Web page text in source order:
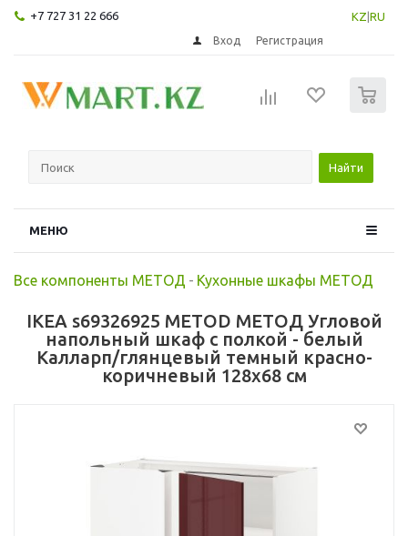
+7 727 31 22 666 KZ RU
Вход Регистрация
Найти
МЕНЮ
Все компоненты МЕТОД - Кухонные шкафы МЕТОД
IKEA s69326925 METOD МЕТОД Угловой
напольный шкаф с полкой - белый
Калларп/глянцевый темный красно-
коричневый 128x68 см